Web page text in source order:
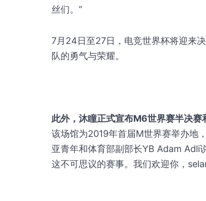
丝们。”
7月24日至27日，电竞世界杯将迎来
队的勇气与荣耀。
此外，沐瞳正式宣布M6世界赛半决
该场馆为2019年首届M世界赛举办地
亚青年和体育部副部长YB Adam Adli
这不可思议的赛事。我们欢迎你，